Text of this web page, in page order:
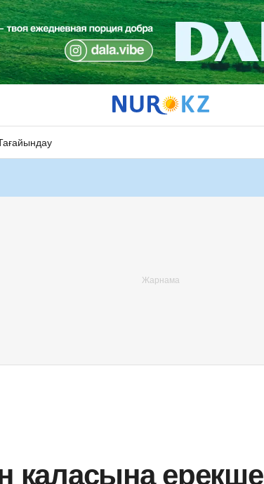
қаласына ерекше